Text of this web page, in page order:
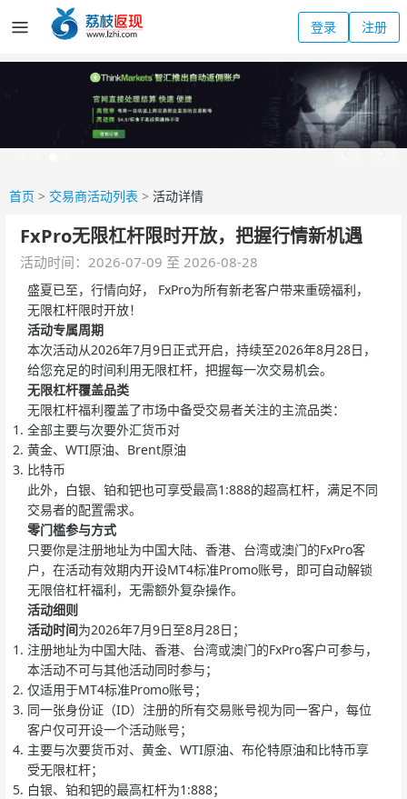
登录 注册
首页 > 交易商活动列表 > 活动详情
FxPro无限杠杆限时开放，把握行情新机遇
活动时间：2026-07-09 至 2026-08-28
盛夏已至，行情向好， FxPro为所有新老客户带来重磅福利，
无限杠杆限时开放！
活动专属周期
本次活动从2026年7月9日正式开启，持续至2026年8月28日，
给您充足的时间利用无限杠杆，把握每一次交易机会。
无限杠杆覆盖品类
无限杠杆福利覆盖了市场中备受交易者关注的主流品类：
全部主要与次要外汇货币对
黄金、WTI原油、Brent原油
比特币
此外，白银、铂和钯也可享受最高1:888的超高杠杆，满足不同
交易者的配置需求。
零门槛参与方式
只要你是注册地址为中国大陆、香港、台湾或澳门的FxPro客
户，在活动有效期内开设MT4标准Promo账号，即可自动解锁
无限倍杠杆福利，无需额外复杂操作。
活动细则
活动时间为2026年7月9日至8月28日；
注册地址为中国大陆、香港、台湾或澳门的FxPro客户可参与，
本活动不可与其他活动同时参与；
仅适用于MT4标准Promo账号；
同一张身份证（ID）注册的所有交易账号视为同一客户，每位
客户仅可开设一个活动账号；
主要与次要货币对、黄金、WTI原油、布伦特原油和比特币享
受无限杠杆；
白银、铂和钯的最高杠杆为1:888；